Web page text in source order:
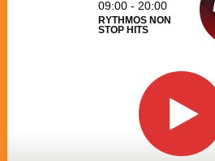
09:00 - 20:00
RYTHMOS NON
STOP HITS